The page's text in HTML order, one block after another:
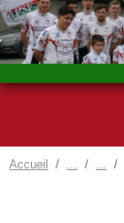
Accueil